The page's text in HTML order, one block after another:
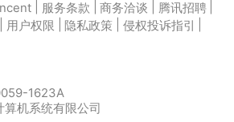
服务条款 商务洽谈 腾讯招聘
用户权限 隐私政策 侵权投诉指引
1623A
机系统有限公司